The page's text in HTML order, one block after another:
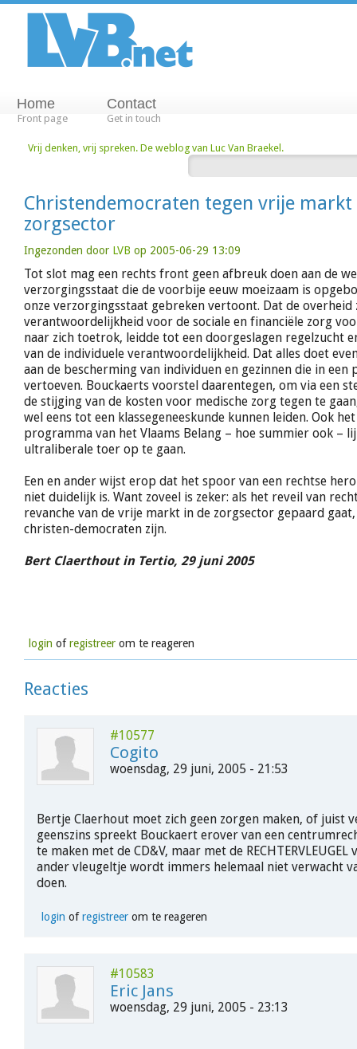
Home
Front page
Contact
Get in touch
Vrij denken, vrij spreken. De weblog van Luc Van Braekel.
Christendemocraten tegen vrije markt
zorgsector
Ingezonden door LVB op 2005-06-29 13:09
Tot slot mag een rechts front geen afbreuk doen aan de
verzorgingsstaat die de voorbije eeuw moeizaam is
onze verzorgingsstaat gebreken vertoont. Dat de overheid
verantwoordelijkheid voor de sociale en financiële zorg
naar zich toetrok, leidde tot een doorgeslagen regelzucht
van de individuele verantwoordelijkheid. Dat alles doet
aan de bescherming van individuen en gezinnen die in een
vertoeven. Bouckaerts voorstel daarentegen, om via een
de stijging van de kosten voor medische zorg tegen te
wel eens tot een klassegeneeskunde kunnen leiden. Ook
programma van het Vlaams Belang – hoe summier ook –
ultraliberale toer op te gaan.
Een en ander wijst erop dat het spoor van een rechtse
niet duidelijk is. Want zoveel is zeker: als het reveil van
revanche van de vrije markt in de zorgsector gepaard
christen-democraten zijn.
Bert Claerthout in Tertio, 29 juni 2005
login ofregistreerom te reageren
Reacties
#10577
Cogito
woensdag, 29 juni, 2005 - 21:53
Bertje Claerhout moet zich geen zorgen maken, of juist
geenszins spreekt Bouckaert erover van een
te maken met de CD&V, maar met de RECHTERVLEUGEL
ander vleugeltje wordt immers helemaal niet verwacht
doen.
login ofregistreerom te reageren
#10583
Eric Jans
woensdag, 29 juni, 2005 - 23:13